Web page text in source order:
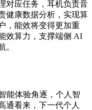
对应任务，耳机负责音
健康数据分析，实现算
，能效将变得更加重
效算力，支撑端侧 AI
。
能体验角逐，个人智
通看来，下一代个人